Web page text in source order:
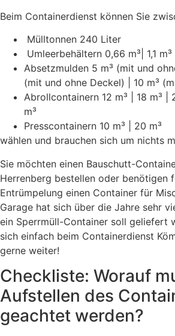
Beim Containerdienst können Sie
Mülltonnen 240 Liter
Umleerbehältern 0,66 m³| 1,1
Absetzmulden 5 m³ (mit und
(mit und ohne Deckel) | 10 m³
Abrollcontainern 12 m³ | 18 m³ |
m³
Presscontainern 10 m³ | 20 m³
wählen und brauchen sich um nichts
Sie möchten einen Bauschutt-
Herrenberg bestellen oder benötigen
Entrümpelung einen Container für
Garage hat sich über die Jahre sehr
ein Sperrmüll-Container soll geliefert
sich einfach beim Containerdienst
gerne weiter!
Checkliste: Worauf
Aufstellen des
geachtet werden?